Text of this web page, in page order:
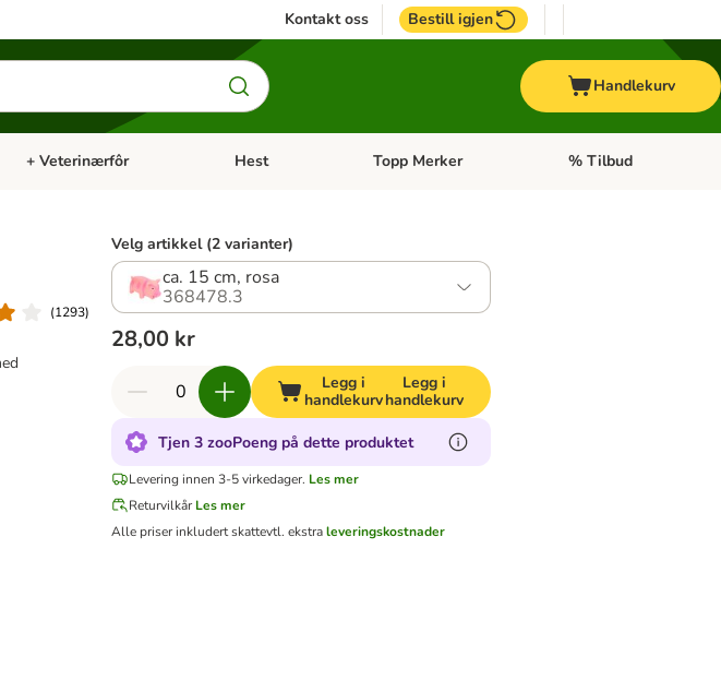
Kontakt oss Bestill igjen
Handlekurv
Fugl
Åpne kategorimeny: Fisk
+ Veterinærfôr Åpne kategorimeny: + Veterinærfôr
Hest Åpne kategorimeny: Hest
Topp Merker Åpne kategorimeny:
% Tilbud
(1293)
Velg artikkel (2 varianter)
ca. 15 cm, rosa
368478.3
28,00 kr
Legg i
handlekurv
Legg i
handlekurv
Tjen 3 zooPoeng på dette produktet
Levering innen 3-5 virkedager. Les mer
Returvilkår Les mer
Alle priser inkludert skattevtl. ekstraleveringskostnader